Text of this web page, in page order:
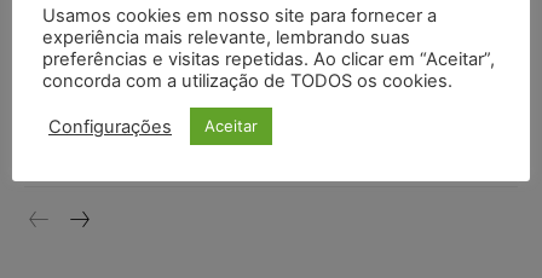
níveis
DIREITO TRIBUTÁRIO 07/08/2026
Justiça do Trabalho mantém justa causa de empregado que
vendia canetas emagrecedoras no local de trabalho
Usamos cookies em nosso site para fornecer a
experiência mais relevante, lembrando suas
preferências e visitas repetidas. Ao clicar em “Aceitar”,
concorda com a utilização de TODOS os cookies.
Configurações Aceitar